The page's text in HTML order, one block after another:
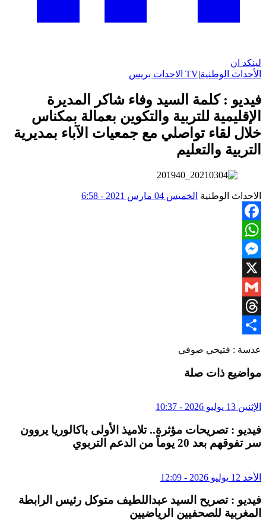
لينكد ان
الأحداث الوطنية|TV الاحدات بريس
فيديو : كلمة السيد وفاء شاكر المديرة
الإقليمية للتربية والتكوين بعمالة بمكناس
خلال لقاء تواصلي مع جمعيات الآباء بمديرية
التربية والتعليم
الاحداث الوطنية الخميس 04 مارس 2021 - 6:58
Facebook
WhatsApp
Messenger
X
Gmail
Threads
عدسة : فتيحي صوفي
مواضيع ذات صلة
الإثنين 13 يوليو 2026 - 10:37
فيديو : تصريحات مؤثرة.. تلاميذ الأولى باكالوريا يروون
سر تفوقهم بعد 20 يوماً من الدعم التربوي
الأحد 12 يوليو 2026 - 12:09
فيديو : تصريح السيد عبداللطيف متوكل رئيس الرابطة
المغربية للصحفيين الرياضيين